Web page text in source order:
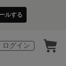
ルする
ログイン